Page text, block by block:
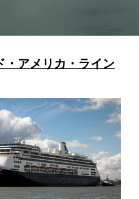
・アメリカ・ライン